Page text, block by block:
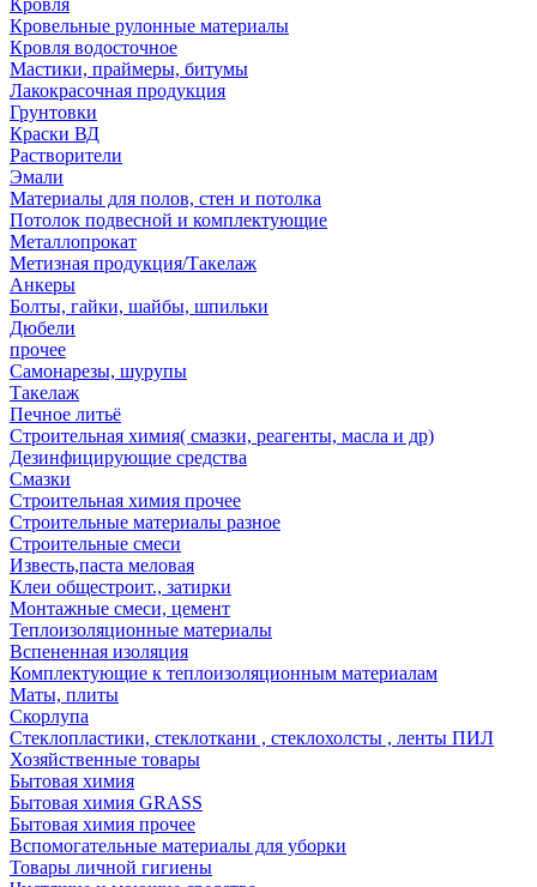
Кровля
Кровельные рулонные материалы
Кровля водосточное
Мастики, праймеры, битумы
Лакокрасочная продукция
Грунтовки
Краски ВД
Растворители
Эмали
Материалы для полов, стен и потолка
Потолок подвесной и комплектующие
Металлопрокат
Метизная продукция/Такелаж
Анкеры
Болты, гайки, шайбы, шпильки
Дюбели
прочее
Самонарезы, шурупы
Такелаж
Печное литьё
Строительная химия( смазки, реагенты, масла и др)
Дезинфицирующие средства
Смазки
Строительная химия прочее
Строительные материалы разное
Строительные смеси
Известь,паста меловая
Клеи общестроит., затирки
Монтажные смеси, цемент
Теплоизоляционные материалы
Вспененная изоляция
Комплектующие к теплоизоляционным материалам
Маты, плиты
Скорлупа
Стеклопластики, стеклоткани , стеклохолсты , ленты ПИЛ
Хозяйственные товары
Бытовая химия
Бытовая химия GRASS
Бытовая химия прочее
Вспомогательные материалы для уборки
Товары личной гигиены